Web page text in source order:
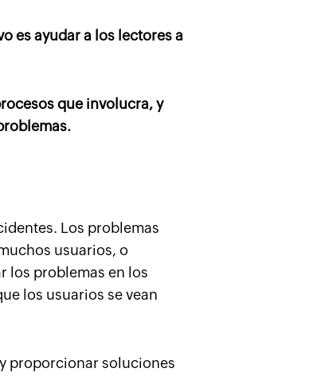
es ayudar a los lectores a
que involucra, y
Los problemas
usuarios, o
los problemas en los
los usuarios se vean
proporcionar soluciones